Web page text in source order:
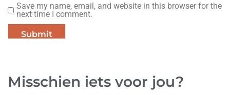
Save my name, email, and website in this browser for the
next time I comment.
Misschien iets voor jou?